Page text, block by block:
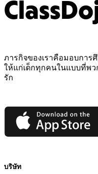
ภารกิจของเราคือมอบการ
ให้แก่เด็กทุกคนในแบบที่พว
รัก
App Store
บริษัท